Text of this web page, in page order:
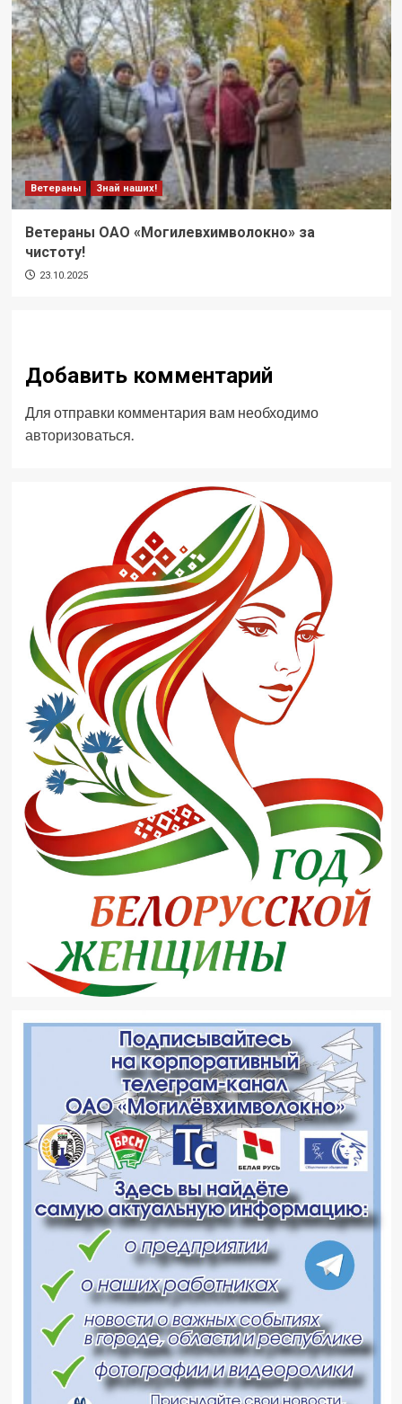
Ветераны Знай наших!
Ветераны ОАО «Могилевхимволокно» за
чистоту!
23.10.2025
Добавить комментарий
Для отправки комментария вам необходимо
авторизоваться.